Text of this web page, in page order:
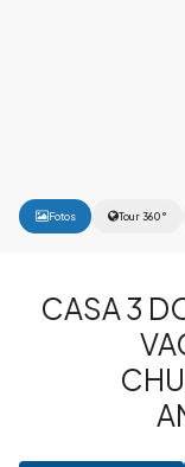
Fotos Tour 360°
CASA 3